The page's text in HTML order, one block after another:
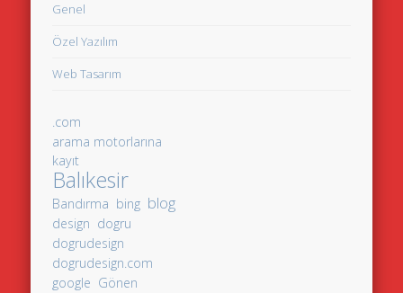
Genel
Özel Yazılım
Web Tasarım
.com
arama motorlarına
kayıt
Balıkesir
Bandırma bing blog
design dogru
dogrudesign
dogrudesign.com
google Gönen